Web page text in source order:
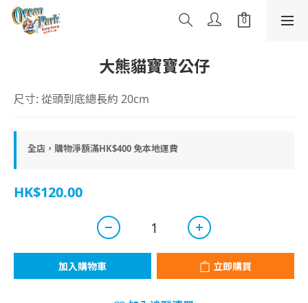
大熊貓寶寶公仔
尺寸: 從頭到底總長約 20cm
全店，購物淨額滿HK$400 免本地運費
HK$120.00
加入購物車 立即購買